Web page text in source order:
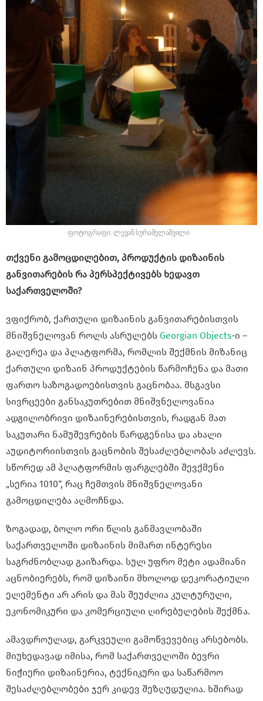
ფოტოგრაფი: ლევან სურამელაშვილი
თქვენი გამოცდილებით, პროდუქტის დიზაინის
განვითარების რა პერსპექტივებს ხედავთ
საქართველოში?
ვფიქრობ, ქართული დიზაინის განვითარებისთვის
მნიშვნელოვან როლს ასრულებს Georgian Objects-ი –
გალერეა და პლატფორმა, რომლის შექმნის მიზანიც
ქართული დიზაინ პროდუქტების წარმოჩენა და მათი
ფართო საზოგადოებისთვის გაცნობაა. მსგავსი
სივრცეები განსაკუთრებით მნიშვნელოვანია
ადგილობრივი დიზაინერებისთვის, რადგან მათ
საკუთარი ნამუშევრების წარდგენისა და ახალი
აუდიტორიისთვის გაცნობის შესაძლებლობას აძლევს.
სწორედ ამ პლატფორმის ფარგლებში შევქმენი
„სერია 1010“, რაც ჩემთვის მნიშვნელოვანი
გამოცდილება აღმოჩნდა.
ზოგადად, ბოლო ორი წლის განმავლობაში
საქართველოში დიზაინის მიმართ ინტერესი
საგრძნობლად გაიზარდა. სულ უფრო მეტი ადამიანი
აცნობიერებს, რომ დიზაინი მხოლოდ დეკორატიული
ელემენტი არ არის და მას შეუძლია კულტურული,
ეკონომიკური და კომერციული ღირებულების შექმნა.
ამავდროულად, გარკვეული გამოწვევებიც არსებობს.
მიუხედავად იმისა, რომ საქართველოში ბევრი
ნიჭიერი დიზაინერია, ტექნიკური და საწარმოო
შესაძლებლობები ჯერ კიდევ შეზღუდულია. ხშირად